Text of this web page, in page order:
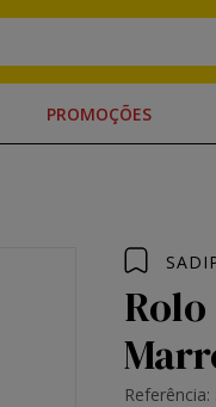
PROMOÇÕES